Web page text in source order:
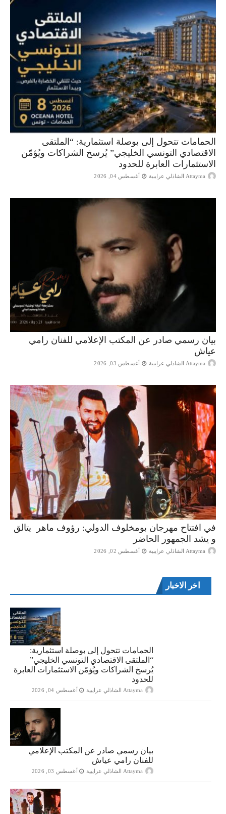
الحمامات تتحول إلى بوصلة استثمارية: “الملتقى
الاقتصادي التونسي الخليجي” يُرسخ الشراكات ويُؤمّن
الاستثمارات العابرة للحدود
Attayma الشاذلي عرايبية أغسطس 04, 2026
بيان رسمي صادر عن المكتب الإعلامي للفنان رامي
عياش
Attayma الشاذلي عرايبية أغسطس 03, 2026
في افتتاح مهرجان بومخلوف الدولي: رؤوف ماهر يتالق
و يشد الجمهور الحاضر
Attayma الشاذلي عرايبية أغسطس 02, 2026
اخر الاخبار
الحمامات تتحول إلى بوصلة استثمارية:
“الملتقى الاقتصادي التونسي الخليجي”
يُرسخ الشراكات ويُؤمّن الاستثمارات العابرة
للحدود
Attayma الشاذلي عرايبية أغسطس 04, 2026
بيان رسمي صادر عن المكتب الإعلامي
للفنان رامي عياش
Attayma الشاذلي عرايبية أغسطس 03, 2026